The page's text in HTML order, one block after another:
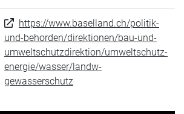
https://www.baselland.ch/politik-
und-behorden/direktionen/bau-und-
umweltschutzdirektion/umweltschutz-
energie/wasser/landw-
gewasserschutz